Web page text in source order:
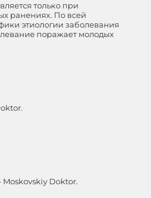
только при
ранениях. По всей
этиологии заболевания
поражает молодых
Doktor.